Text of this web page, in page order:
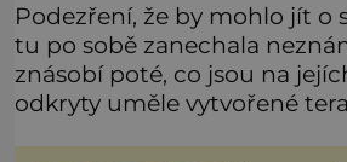
Podezření, že by mohlo jít o
tu po sobě zanechala
znásobí poté, co jsou na
odkryty uměle vytvořené